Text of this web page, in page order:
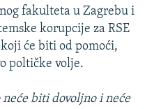
fakulteta u Zagrebu i
korupcije za RSE
će biti od pomoći,
poltičke volje.
biti dovoljno i neće